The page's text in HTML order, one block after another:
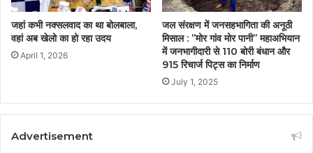
जहां कभी नक्सलवाद का था बोलबाला,
वहां अब खेलो का हो रहा उदय
April 1, 2026
जल संरक्षण में जनसहभागिता की अनूठी
मिसाल : ’’मोर गांव मोर पानी’’ महाअभियान
में जनभागीदारी से 110 बोरी बंधान और
915 रिचार्ज पिट्स का निर्माण
July 1, 2025
Advertisement